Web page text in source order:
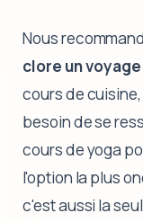
Nous
clore un
cours de
besoin de se
cours de yoga
l'option la plus
c'est aussi la